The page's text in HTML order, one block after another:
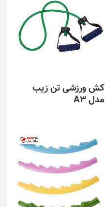
کش ورزشی تن زیب
مدل A3